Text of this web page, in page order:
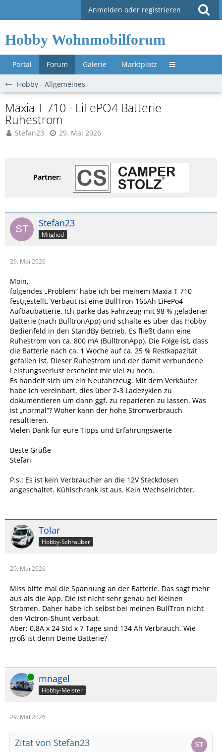
Anmelden oder registrieren
Hobby Wohnmobilforum
Portal Forum Galerie Marktplatz Untermenü »
Hobby - Allgemeines
Maxia T 710 - LiFePO4 Batterie
Ruhestrom
Stefan23 29. Mai 2026
Partner:
Stefan23
Mitglied
29. Mai 2026
Moin,
folgendes „Problem“ habe ich bei meinem Maxia T 710
festgestellt. Verbaut ist eine BullTron 165Ah LiFePo4
Aufbaubatterie. Ich parke das Fahrzeug mit 98 % geladener
Batterie (nach BulltronApp) und schalte es über das Hobby
Bedienfeld in den StandBy Betrieb. Es fließt dann eine
Ruhestrom von ca. 800 mA (BulltronApp). Die Folge ist, dass
die Batterie nach ca. 1 Woche auf ca. 25 % Restkapazität
gefallen ist. Dieser Ruhestrom und der damit verbundene
Leistungsverlust erscheint mir viel zu hoch.
Es handelt sich um ein Neufahrzeug. Mit dem Verkäufer
habe ich vereinbart, dies über 2-3 Ladezyklen zu
dokumentieren um dann ggf. zu reparieren zu lassen. Was
ist „normal“? Woher kann der hohe Stromverbrauch
resultieren.
Vielen Dank für eure Tipps und Erfahrungswerte
Beste Grüße
Stefan
P.s.: Es ist kein Verbraucher an die 12V Steckdosen
angeschaltet. Kühlschrank ist aus. Kein Wechselrichter.
Tolar
Hobby-Schrauber
29. Mai 2026
Miss bitte mal die Spannung an der Batterie. Das sagt mehr
aus als die App. Die ist nicht sehr genau bei kleinen
Strömen. Daher habe ich selbst bei meinen BullTron nicht
den Victron-Shunt verbaut.
Aber: 0,8A x 24 Std x 7 Tage sind 134 Ah Verbrauch. Wie
groß ist denn Deine Batterie?
Online mnagel
Hobby-Meister
29. Mai 2026
Zitat von Stefan23